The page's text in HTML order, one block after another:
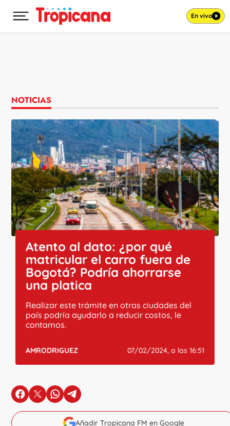
Desplegar menú principal En vivo
NOTICIAS
Atento al dato: ¿por qué
matricular el carro fuera de
Bogotá? Podría ahorrarse
una platica
Realizar este trámite en otras ciudades del
país podría ayudarlo a reducir costos, le
contamos.
AMRODRIGUEZ 07/02/2024, a las 16:51
en Facebook
en Xen Whatsapp
en Telegram
Añadir Tropicana FM en Google